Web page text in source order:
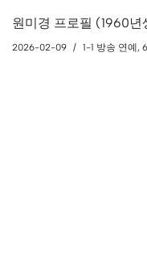
원미경 프로필 (1960
2026-02-09 1-1 방송 연예,